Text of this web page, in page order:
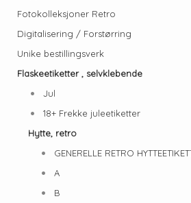
Fotokolleksjoner Retro
Digitalisering / Forstørring
Unike bestillingsverk
Flaskeetiketter , selvklebende
Jul
18+ Frekke juleetiketter
Hytte, retro
GENERELLE RETRO
A
B